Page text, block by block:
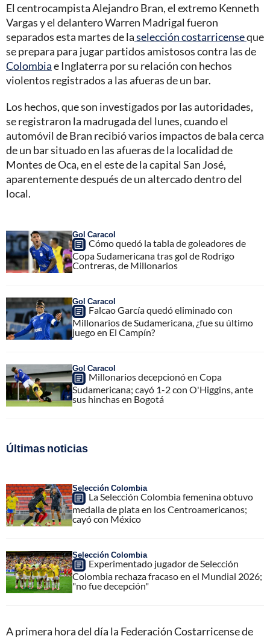
El centrocampista Alejandro Bran, el extremo Kenneth
Vargas y el delantero Warren Madrigal fueron
separados esta martes de laselección costarricenseque
se prepara para jugar partidos amistosos contra las de
Colombiae Inglaterra por su relación con hechos
violentos registrados a las afueras de un bar.
Los hechos, que son investigados por las autoridades,
se registraron la madrugada del lunes, cuando el
automóvil de Bran recibió varios impactos de bala cerca
de un bar situado en las afueras de la localidad de
Montes de Oca, en el este de la capital San José,
aparentemente después de un altercado dentro del
local.
Gol Caracol
Cómo quedó la tabla de goleadores de
Copa Sudamericana tras gol de Rodrigo
Contreras, de Millonarios
Gol Caracol
Falcao García quedó eliminado con
Millonarios de Sudamericana, ¿fue su último
juego en El Campín?
Gol Caracol
Millonarios decepcionó en Copa
Sudamericana; cayó 1-2 con O'Higgins, ante
sus hinchas en Bogotá
Últimas noticias
Selección Colombia
La Selección Colombia femenina obtuvo
medalla de plata en los Centroamericanos;
cayó con México
Selección Colombia
Experimentado jugador de Selección
Colombia rechaza fracaso en el Mundial 2026;
"no fue decepción"
A primera hora del día la Federación Costarricense de